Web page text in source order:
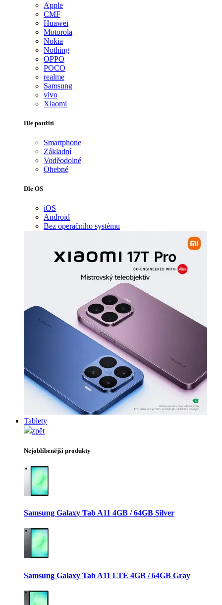
Apple
CMF
Huawei
Motorola
Nokia
Nothing
OPPO
POCO
realme
Samsung
vivo
Xiaomi
Dle použití
Smartphone
Základní
Voděodolné
Ohebné
Dle OS
iOS
Android
Bez operačního systému
Tablety
zpět
Nejoblíbenější produkty
Samsung Galaxy Tab A11 4GB / 64GB Silver
Samsung Galaxy Tab A11 LTE 4GB / 64GB Gray